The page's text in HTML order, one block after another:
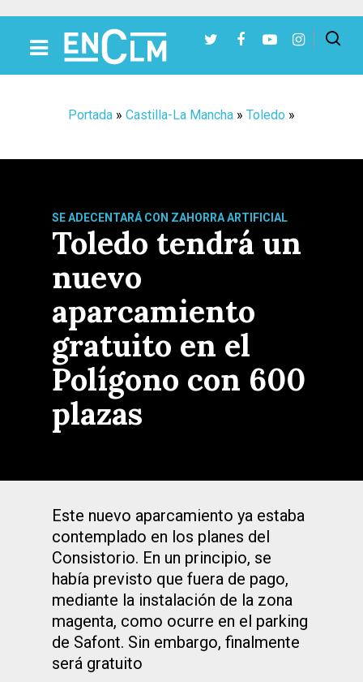
Portada » Castilla-La Mancha » Toledo »
SE ADECENTARÁ CON ZAHORRA ARTIFICIAL
Toledo tendrá un
nuevo
aparcamiento
gratuito en el
Polígono con 600
plazas
Este nuevo aparcamiento ya estaba
contemplado en los planes del
Consistorio. En un principio, se
había previsto que fuera de pago,
mediante la instalación de la zona
magenta, como ocurre en el parking
de Safont. Sin embargo, finalmente
será gratuito